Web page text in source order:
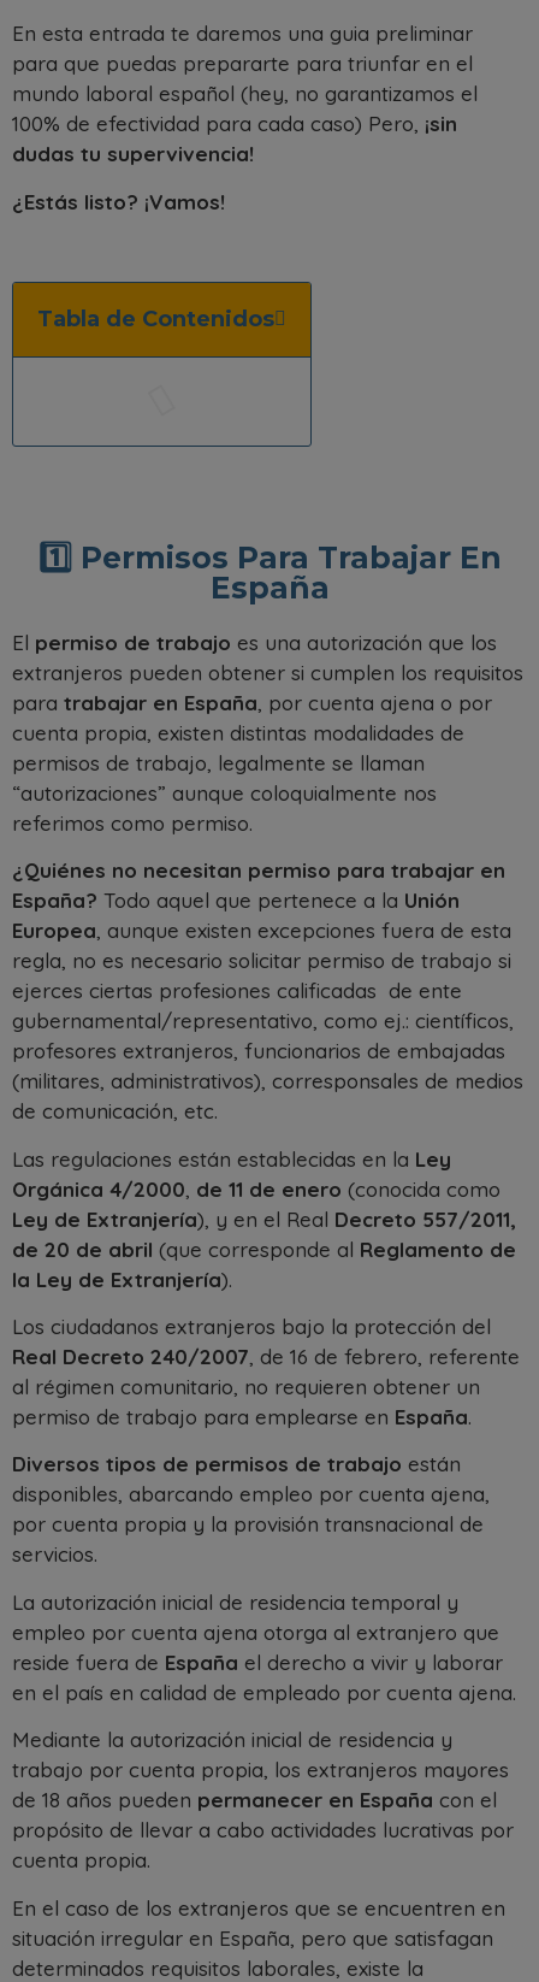
En esta entrada te daremos una guia preliminar
para que puedas prepararte para triunfar en el
mundo laboral español (hey, no garantizamos el
100% de efectividad para cada caso) Pero, ¡sin
dudas tu supervivencia!
¿Estás listo? ¡Vamos!
Tabla de Contenidos
1️⃣ Permisos Para Trabajar En
España
El permiso de trabajo es una autorización que los
extranjeros pueden obtener si cumplen los requisitos
para trabajar en España , por cuenta ajena o por
cuenta propia, existen distintas modalidades de
permisos de trabajo, legalmente se llaman
“autorizaciones” aunque coloquialmente nos
referimos como permiso.
¿Quiénes no necesitan permiso para trabajar en
España? Todo aquel que pertenece a la Unión
Europea, aunque existen excepciones fuera de esta
regla, no es necesario solicitar permiso de trabajo si
ejerces ciertas profesiones calificadas de ente
gubernamental/representativo, como ej.: científicos,
profesores extranjeros, funcionarios de embajadas
(militares, administrativos), corresponsales de medios
de comunicación, etc.
Las regulaciones están establecidas en la Ley
Orgánica 4/2000 de 11 de enero (conocida como
Ley de Extranjería), y en el Real Decreto 557/2011,
de 20 de abril (que corresponde al Reglamento de
la Ley de Extranjería).
Los ciudadanos extranjeros bajo la protección del
Real Decreto 240/2007 , de 16 de febrero, referente
al régimen comunitario, no requieren obtener un
permiso de trabajo para emplearse en España.
Diversos tipos de permisos de trabajo están
disponibles, abarcando empleo por cuenta ajena,
por cuenta propia y la provisión transnacional de
servicios.
La autorización inicial de residencia temporal y
empleo por cuenta ajena otorga al extranjero que
reside fuera de España el derecho a vivir y laborar
en el país en calidad de empleado por cuenta ajena.
Mediante la autorización inicial de residencia y
trabajo por cuenta propia, los extranjeros mayores
de 18 años pueden permanecer en España con el
propósito de llevar a cabo actividades lucrativas por
cuenta propia.
En el caso de los extranjeros que se encuentren en
situación irregular en España, pero que satisfagan
determinados requisitos laborales, existe la